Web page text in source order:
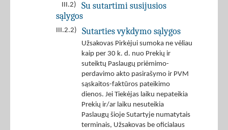
III.2)
Su sutartimi susijusios
sąlygos
III.2.2) Sutarties vykdymo sąlygos
Užsakovas Pirkėjui sumoka ne vėliau
kaip per 30 k. d. nuo Prekių ir
suteiktų Paslaugų priėmimo-
perdavimo akto pasirašymo ir PVM
sąskaitos-faktūros pateikimo
dienos. Jei Tiekėjas laiku nepateikia
Prekių ir/ar laiku nesuteikia
Paslaugų šioje Sutartyje numatytais
terminais, Užsakovas be oficialaus